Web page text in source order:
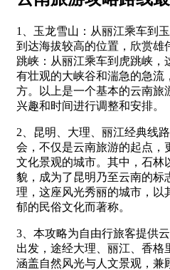
1、玉龙雪山：从丽江乘车到
到达海拔较高的位置，欣赏雄
跳峡：从丽江乘车到虎跳峡，
有壮观的大峡谷和湍急的急流
方。以上是一个基本的云南旅
兴趣和时间进行调整和安排。
2、昆明、大理、丽江经典线
会，不仅是云南旅游的起点，
文化景观的城市。其中，石林
貌，成为了昆明乃至云南的标
理，这座风光秀丽的城市，以
郁的民俗文化而著称。
3、本攻略为自由行旅客提供
出发，途经大理、丽江、香格
涵盖自然风光与人文景观，兼